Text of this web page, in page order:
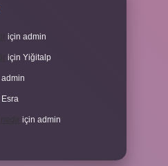
için admin
için Yiğitalp
admin
Esra
için admin